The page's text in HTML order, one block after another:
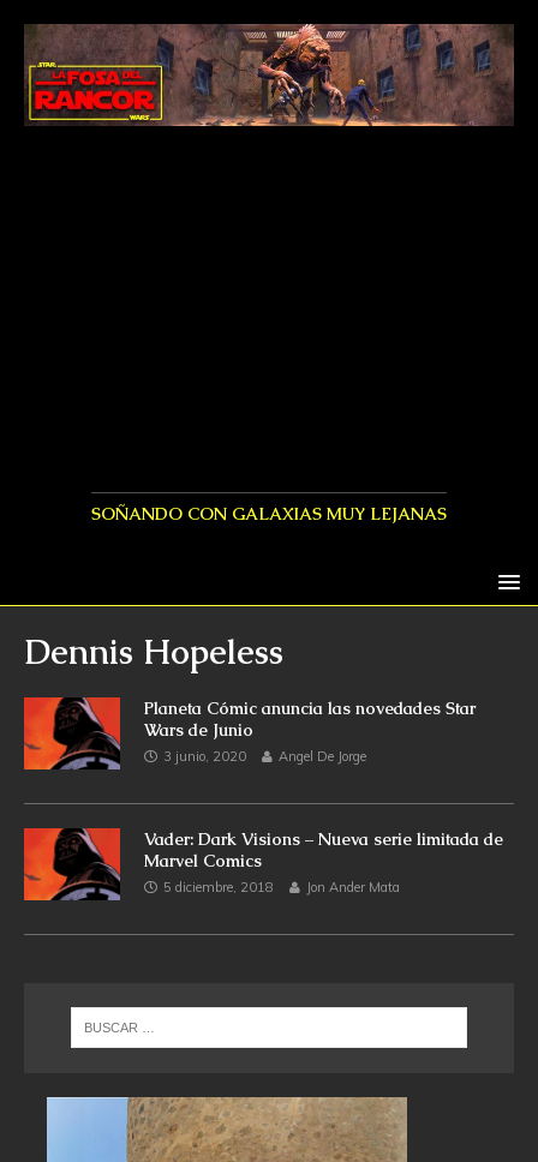
SOÑANDO CON GALAXIAS MUY LEJANAS
Dennis Hopeless
Planeta Cómic anuncia las novedades Star
Wars de Junio
3 junio, 2020 Angel De Jorge
Vader: Dark Visions – Nueva serie limitada de
Marvel Comics
5 diciembre, 2018 Jon Ander Mata